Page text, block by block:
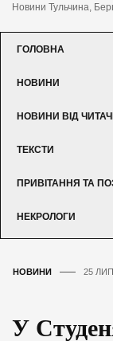
Новини Тульчина,
ГОЛОВНА
НОВИНИ
НОВИНИ ВІД
ТЕКСТИ
ПРИВІТАННЯ ТА
НЕКРОЛОГИ
НОВИНИ 25
У